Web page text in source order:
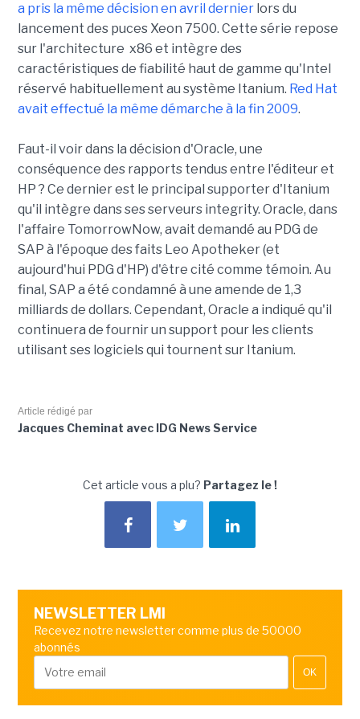
a pris la même décision en avril dernier lors du
lancement des puces Xeon 7500. Cette série repose
sur l'architecture x86 et intègre des
caractéristiques de fiabilité haut de gamme qu'Intel
réservé habituellement au système Itanium. Red Hat
avait effectué la même démarche à la fin 2009.
Faut-il voir dans la décision d'Oracle, une
conséquence des rapports tendus entre l'éditeur et
HP ? Ce dernier est le principal supporter d'Itanium
qu'il intègre dans ses serveurs integrity. Oracle, dans
l'affaire TomorrowNow, avait demandé au PDG de
SAP à l'époque des faits Leo Apotheker (et
aujourd'hui PDG d'HP) d'être cité comme témoin. Au
final, SAP a été condamné à une amende de 1,3
milliards de dollars. Cependant, Oracle a indiqué qu'il
continuera de fournir un support pour les clients
utilisant ses logiciels qui tournent sur Itanium.
Article rédigé par
Jacques Cheminat avec IDG News Service
Cet article vous a plu? Partagez le !
NEWSLETTER LMI
Recevez notre newsletter comme plus de 50000
abonnés
OK